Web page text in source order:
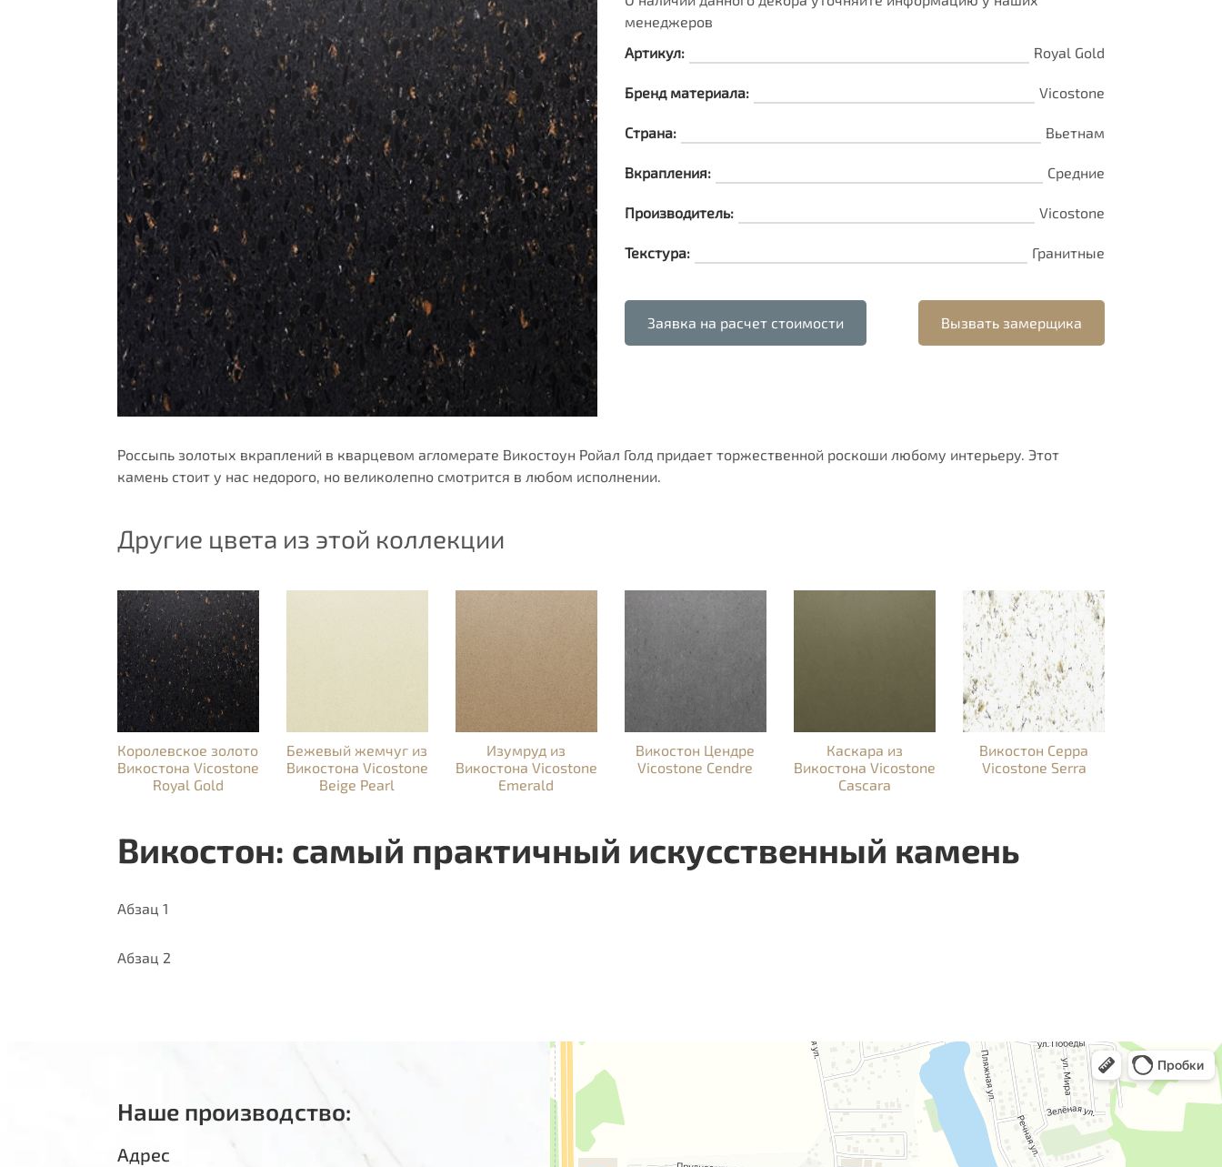
менеджеров
Артикул:
Royal Gold
Бренд материала: Vicostone
Страна: Вьетнам
Вкрапления: Средние
Производитель: Vicostone
Текстура: Гранитные
Заявка на расчет стоимости Вызвать замерщика
Россыпь золотых вкраплений в кварцевом агломерате Викостоун Ройал Голд придает торжественной роскоши любому интерьеру. Этот
камень стоит у нас недорого, но великолепно смотрится в любом исполнении.
Другие цвета из этой коллекции
Королевское золото
Викостона Vicostone
Royal Gold
Бежевый жемчуг из
Викостона Vicostone
Beige Pearl
Изумруд из
Викостона Vicostone
Emerald
Викостон Цендре
Vicostone Cendre
Каскара из
Викостона Vicostone
Cascara
Викостон Серра
Vicostone Serra
Викостон: самый практичный искусственный камень
Абзац 1
Абзац 2
Наше производство:
Адрес